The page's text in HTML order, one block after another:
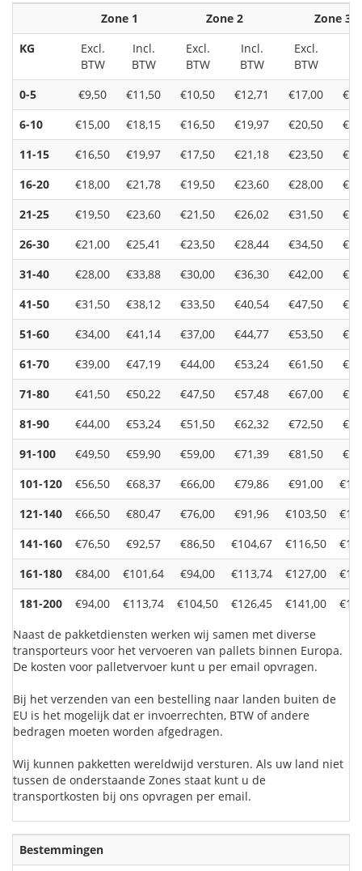
Zone 1 Zone 2
Zone 3
KG
Excl.
BTW
Incl.
BTW
Excl.
BTW
Incl.
BTW
Excl.
BTW
0-5
€9,50 €11,50 €10,50 €12,71 €17,00
6-10
€15,00 €18,15 €16,50 €19,97 €20,50
11-15
€16,50 €19,97 €17,50 €21,18 €23,50
16-20
€18,00 €21,78 €19,50 €23,60 €28,00
21-25
€19,50 €23,60 €21,50 €26,02 €31,50
26-30
€21,00 €25,41 €23,50 €28,44 €34,50
31-40
€28,00 €33,88 €30,00 €36,30 €42,00
41-50
€31,50 €38,12 €33,50 €40,54 €47,50
51-60
€34,00 €41,14 €37,00 €44,77 €53,50
61-70
€39,00 €47,19 €44,00 €53,24 €61,50
71-80
€41,50 €50,22 €47,50 €57,48 €67,00
81-90
€44,00 €53,24 €51,50 €62,32 €72,50
91-100
€49,50 €59,90 €59,00 €71,39 €81,50
101-120
€56,50 €68,37 €66,00 €79,86 €91,00
121-140
€66,50 €80,47 €76,00 €91,96 €103,50
141-160
€76,50 €92,57 €86,50 €104,67 €116,50
161-180
€84,00 €101,64 €94,00 €113,74 €127,00
181-200
€94,00 €113,74 €104,50 €126,45 €141,00
Naast de pakketdiensten werken wij samen met diverse
transporteurs voor het vervoeren van pallets binnen Europa.
De kosten voor palletvervoer kunt u per email opvragen.
Bij het verzenden van een bestelling naar landen buiten de
EU is het mogelijk dat er invoerrechten, BTW of andere
bedragen moeten worden afgedragen.
Wij kunnen pakketten wereldwijd versturen. Als uw land niet
tussen de onderstaande Zones staat kunt u de
transportkosten bij ons opvragen per email.
Bestemmingen